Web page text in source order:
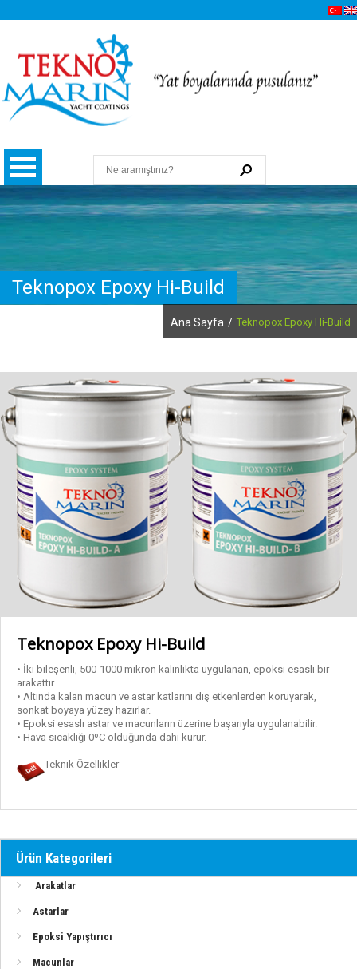
Hakkımızda
Kalite Sertifikalarımız
Astarlar
Arakatlar
Epoksi Yapıştırıcı – Reçine
Macunlar
Son Kat Boyalar
Tinerler
Vernikler
Zehirli Boyalar
Alexseal Ürünleri
Deniz Kuvvetleri Boya Sistemleri
Teknopox Epoxy Hi-Build
Ana Sayfa / Teknopox Epoxy Hi-Build
Teknopox Epoxy Hi-Build
• İki bileşenli, 500-1000 mikron kalınlıkta uygulanan, epoksi esaslı bir
arakattır.
• Altında kalan macun ve astar katlarını dış etkenlerden koruyarak,
sonkat boyaya yüzey hazırlar.
• Epoksi esaslı astar ve macunların üzerine başarıyla uygulanabilir.
• Hava sıcaklığı 0ºC olduğunda dahi kurur.
Teknik Özellikler
Ürün Kategorileri
Arakatlar
Astarlar
Epoksi Yapıştırıcı
Macunlar